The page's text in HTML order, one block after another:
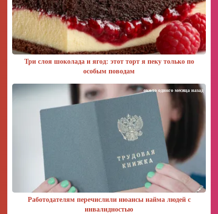
Три слоя шоколада и ягод: этот торт я пеку только по
особым поводам
Работодателям перечислили нюансы найма людей с
инвалидностью
около одного месяца назад